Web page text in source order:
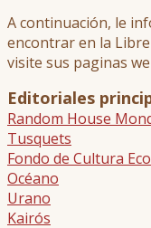
A continuación, le
encontrar en la
visite sus paginas
Editoriales
Random House
Tusquets
Fondo de Cultura
Océano
Urano
Kairós